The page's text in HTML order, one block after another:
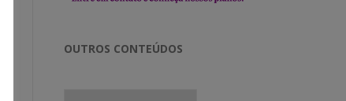
OUTROS CONTEÚDOS